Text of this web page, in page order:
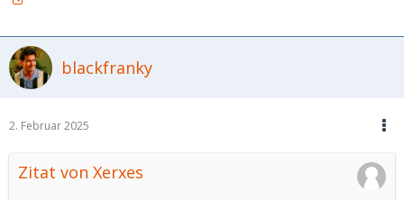
blackfranky
2. Februar 2025
Zitat von Xerxes